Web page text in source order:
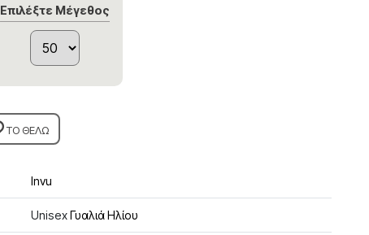
Επιλέξτε Μέγεθος
ΤΟ ΘΕΛΩ
Invu
UnisexΓυαλιά Ηλίου